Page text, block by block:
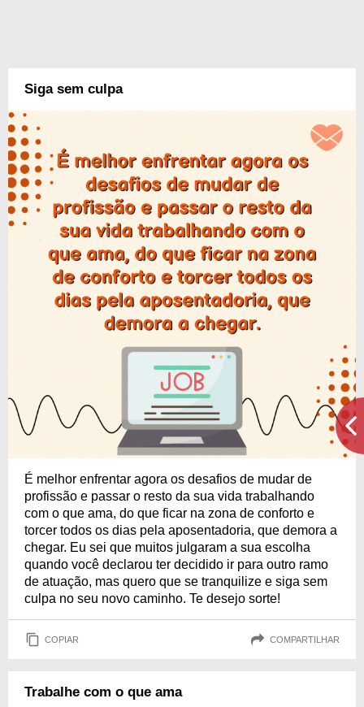
Siga sem culpa
É melhor enfrentar agora os desafios de mudar de
profissão e passar o resto da sua vida trabalhando
com o que ama, do que ficar na zona de conforto e
torcer todos os dias pela aposentadoria, que demora a
chegar. Eu sei que muitos julgaram a sua escolha
quando você declarou ter decidido ir para outro ramo
de atuação, mas quero que se tranquilize e siga sem
culpa no seu novo caminho. Te desejo sorte!
COPIAR COMPARTILHAR
Trabalhe com o que ama